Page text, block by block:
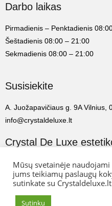
Darbo laikas
Pirmadienis – Penktadienis
Šeštadienis 08:00 – 21:00
Sekmadienis 08:00 – 21:00
Susisiekite
A. Juožapavičiaus g. 9A Vilnius,
info@crystaldeluxe.lt
Crystal De Luxe
2022 Crystal De Luxe estetikos
Mūsų svetainėje
jums teikiamų paslaugų
sutinkate su
Sutinku